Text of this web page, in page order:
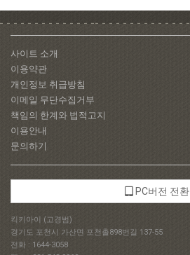
사이트 소개
이용약관
개인정보 취급방침
이메일 무단수집거부
책임의 한계와 법적고지
이용안내
문의하기
PC버전 전환
킥키아이 (고경범)
경기도 포천시 가산면 포천촐898번길 137-55
전화 : 1644-3058